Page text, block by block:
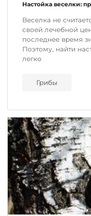
Настойка веселки:
Веселка не
своей лечебной
последнее время
Поэтому, найти
легко
Грибы